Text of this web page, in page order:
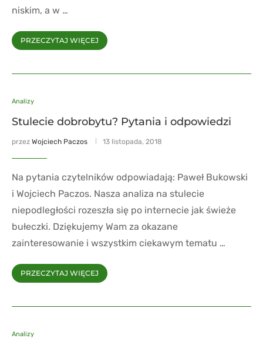
niskim, a w …
PRZECZYTAJ WIĘCEJ
Analizy
Stulecie dobrobytu? Pytania i odpowiedzi
przez Wojciech Paczos 13 listopada, 2018
Na pytania czytelników odpowiadają: Paweł Bukowski
i Wojciech Paczos. Nasza analiza na stulecie
niepodległości rozeszła się po internecie jak świeże
bułeczki. Dziękujemy Wam za okazane
zainteresowanie i wszystkim ciekawym tematu …
PRZECZYTAJ WIĘCEJ
Analizy